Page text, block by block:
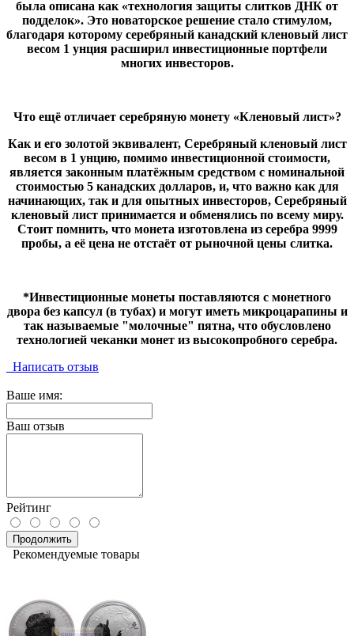
была описана как «технология защиты слитков ДНК от
подделок». Это новаторское решение стало стимулом,
благодаря которому серебряный канадский кленовый лист
весом 1 унция расширил инвестиционные портфели
многих инвесторов.
Что ещё отличает серебряную монету «Кленовый лист»?
Как и его золотой эквивалент, Серебряный кленовый лист
весом в 1 унцию, помимо инвестиционной стоимости,
является законным платёжным средством с номинальной
стоимостью 5 канадских долларов, и, что важно как для
начинающих, так и для опытных инвесторов, Серебряный
кленовый лист принимается и обменялись по всему миру.
Стоит помнить, что монета изготовлена ​​из серебра 9999
пробы, а её цена не отстаёт от рыночной цены слитка.
*Инвестиционные монеты поставляются с монетного
двора без капсул (в тубах) и могут иметь микроцарапины и
так называемые "молочные" пятна, что обусловлено
технологией чеканки монет из высокопробного серебра.
Написать отзыв
Ваше имя:
Ваш отзыв
Рейтинг
Продолжить
Рекомендуемые товары